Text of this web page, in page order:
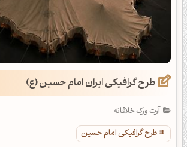
طرح گرافیکی ایران امام حسین (ع)
آرت ورک خلاقانه
طرح گرافیکی امام حسین